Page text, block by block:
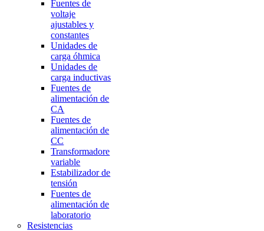
Fuentes de
voltaje
ajustables y
constantes
Unidades de
carga óhmica
Unidades de
carga inductivas
Fuentes de
alimentación de
CA
Fuentes de
alimentación de
CC
Transformadore
variable
Estabilizador de
tensión
Fuentes de
alimentación de
laboratorio
Resistencias